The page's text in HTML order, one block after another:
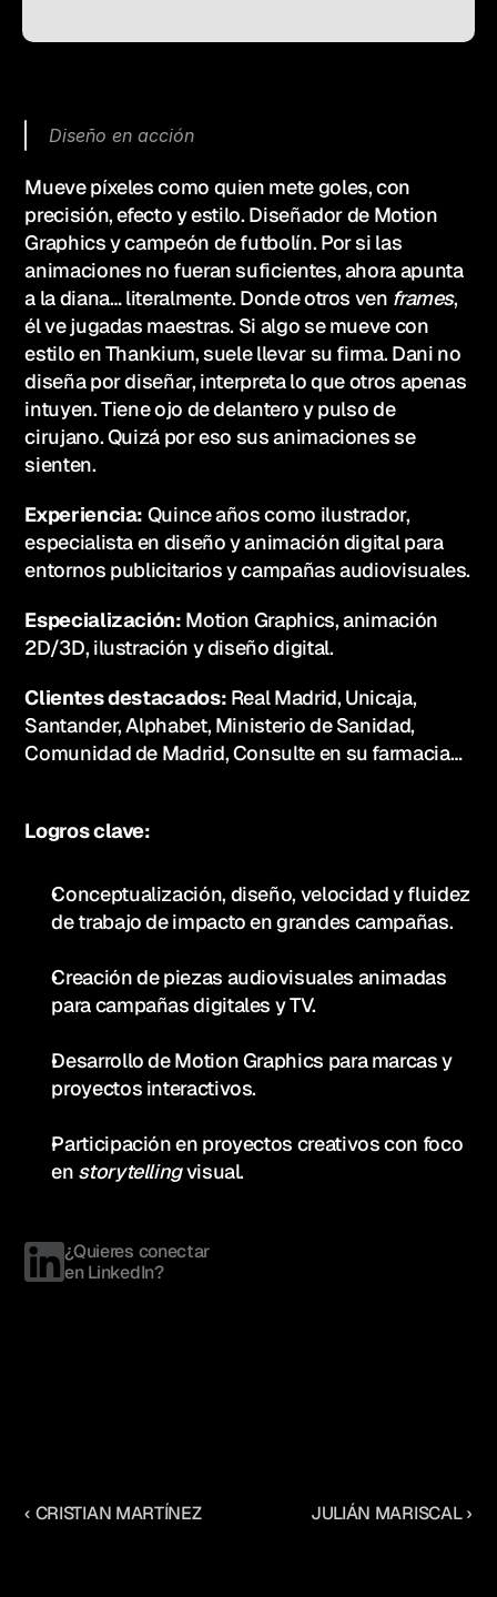
Diseño en acción
Mueve píxeles como quien mete goles, con
precisión, efecto y estilo. Diseñador de Motion
Graphics y campeón de futbolín. Por si las
animaciones no fueran suficientes, ahora apunta
a la diana… literalmente. Donde otros ven frames,
él ve jugadas maestras. Si algo se mueve con
estilo en Thankium, suele llevar su firma. Dani no
diseña por diseñar, interpreta lo que otros apenas
intuyen. Tiene ojo de delantero y pulso de
cirujano. Quizá por eso sus animaciones se
sienten.
Experiencia: Quince años como ilustrador,
especialista en diseño y animación digital para
entornos publicitarios y campañas audiovisuales.
Especialización: Motion Graphics, animación
2D/3D, ilustración y diseño digital.
Clientes destacados: Real Madrid, Unicaja,
Santander, Alphabet, Ministerio de Sanidad,
Comunidad de Madrid, Consulte en su farmacia…
Logros clave:
Conceptualización, diseño, velocidad y fluidez
de trabajo de impacto en grandes campañas.
Creación de piezas audiovisuales animadas
para campañas digitales y TV.
Desarrollo de Motion Graphics para marcas y
proyectos interactivos.
Participación en proyectos creativos con foco
en storytelling visual.
¿Quieres conectar
en LinkedIn?
‹ CRISTIAN MARTÍNEZ JULIÁN MARISCAL ›